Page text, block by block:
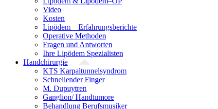
Video
Kosten
Lipödem – Erfahrungsberichte
Operative Methoden
Fragen und Antworten
Ihre Lipödem Spezialisten
Handchirurgie
KTS Karpaltunnelsyndrom
Schnellender Finger
M. Dupuytren
Ganglion/ Handtumore
Behandlung Berufsmusiker